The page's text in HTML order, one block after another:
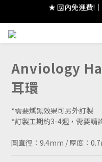
★ 註冊領 $300｜生
★ 國內免運費!
★ 註冊領 $300｜生
Anviology
耳環
*需要燻黑效果可另外訂製
*訂製工期約3-4週，需要請
圓直徑：9.4mm / 厚度：